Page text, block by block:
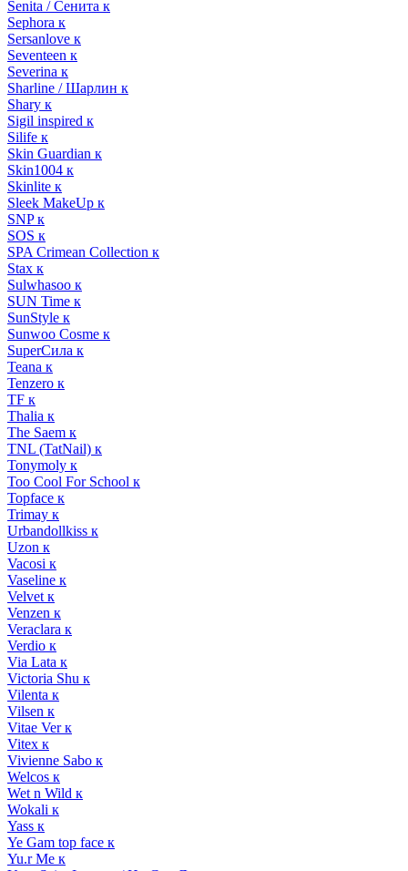
Senita / Сенита к
Sephora к
Sersanlove к
Seventeen к
Severina к
Sharline / Шарлин к
Shary к
Sigil inspired к
Silife к
Skin Guardian к
Skin1004 к
Skinlite к
Sleek MakeUp к
SNP к
SOS к
SPA Crimean Collection к
Stax к
Sulwhasoo к
SUN Time к
SunStyle к
Sunwoo Cosme к
SuperСила к
Teana к
Tenzero к
TF к
Thalia к
The Saem к
TNL (TatNail) к
Tonymoly к
Too Cool For School к
Topface к
Trimay к
Urbandollkiss к
Uzon к
Vacosi к
Vaseline к
Velvet к
Venzen к
Veraclara к
Verdio к
Via Lata к
Victoria Shu к
Vilenta к
Vilsen к
Vitae Ver к
Vitex к
Vivienne Sabo к
Welcos к
Wet n Wild к
Wokali к
Yass к
Ye Gam top face к
Yu.r Me к